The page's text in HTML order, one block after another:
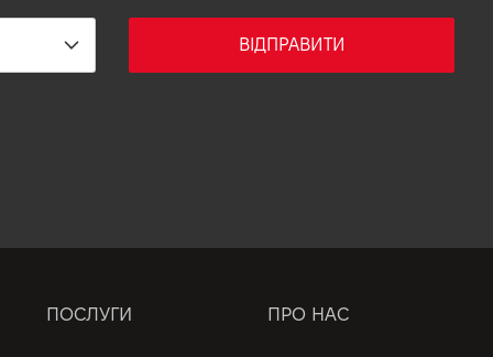
ВІДПРАВИТИ
ПОСЛУГИ ПРО НАС